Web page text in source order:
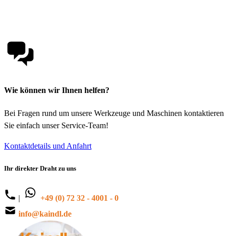
Wie können wir Ihnen helfen?
Bei Fragen rund um unsere Werkzeuge und Maschinen kontaktieren
Sie einfach unser Service-Team!
Kontaktdetails und Anfahrt
Ihr direkter Draht zu uns
|
+49 (0) 72 32 - 4001 - 0
info@kaindl.de